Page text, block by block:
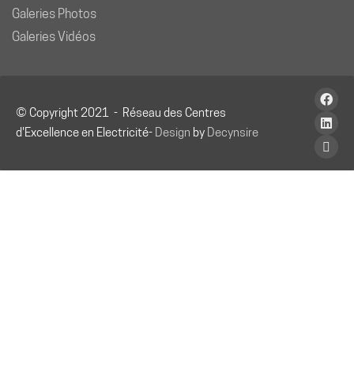
Galeries Photos
Galeries Vidéos
© Copyright 2021 - Réseau des Centres
d'Excellence en Electricité- Design by Decynsire